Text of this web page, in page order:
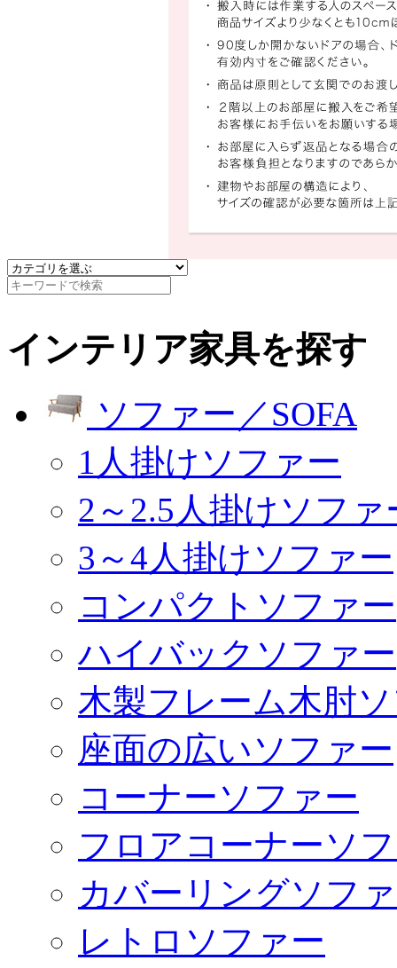
インテリア家具を探す
ソファー／SOFA
1人掛けソファー
2～2.5人掛けソファ
3～4人掛けソファー
コンパクトソファー
ハイバックソファー
木製フレーム木肘
座面の広いソファー
コーナーソファー
フロアコーナーソ
カバーリングソフ
レトロソファー